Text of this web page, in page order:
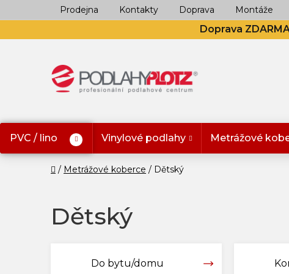
na
Doprava
Prodejna Kontakty Doprava Montáže
PVC / lino Vinylové podlahy Metrážové
Domů
Metrážové koberce Dětský
Dětský
Do bytu/domu